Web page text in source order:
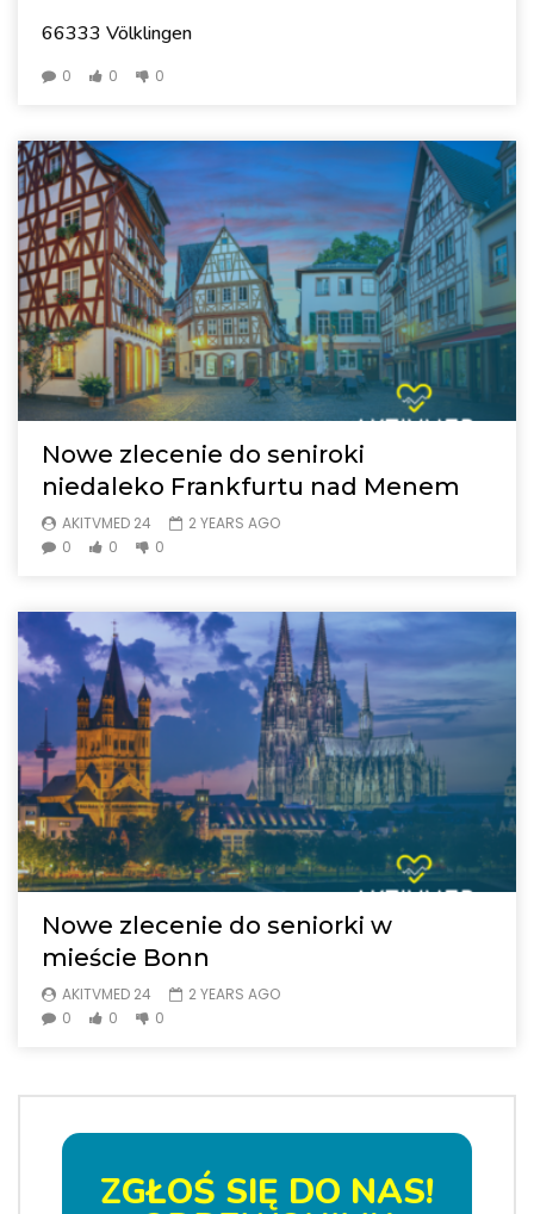
66333 Völklingen
0 0 0
Nowe zlecenie do seniroki
niedaleko Frankfurtu nad Menem
AKITVMED 24
2 YEARS AGO
0
0 0
Nowe zlecenie do seniorki w
mieście Bonn
AKITVMED 24
2 YEARS AGO
0
0 0
ZGŁOŚ SIĘ DO NAS!